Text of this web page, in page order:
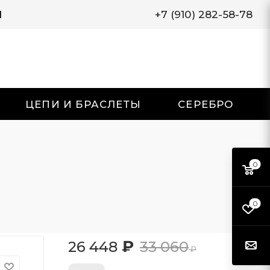
+7 (910) 282-58-78
ЦЕПИ И БРАСЛЕТЫ СЕРЕБРО
26 448 ₽ 33 060₽
0
0